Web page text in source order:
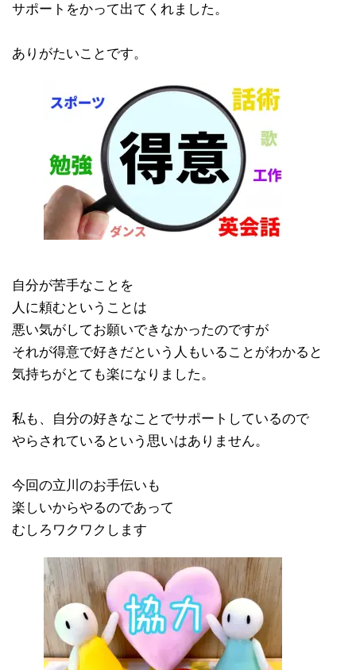
サポートをかって出てくれました。
ありがたいことです。
自分が苦手なことを
人に頼むということは
悪い気がしてお願いできなかったのですが
それが得意で好きだという人もいることがわかると
気持ちがとても楽になりました。
私も、自分の好きなことでサポートしているので
やらされているという思いはありません。
今回の立川のお手伝いも
楽しいからやるのであって
むしろワクワクします